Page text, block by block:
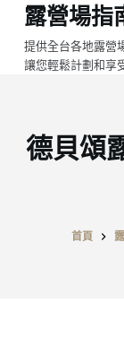
跳
至
主
容
露營場指
提供全台各地露營
讓您輕鬆計劃和享
德貝頌
首頁